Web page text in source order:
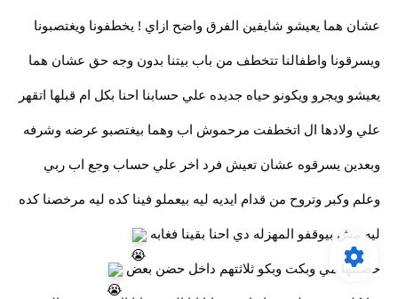
عشان هما يعيشو شايفين الفرق واضح ازاي ! يخطفونا ويغتصبونا
ويسرقونا واطفالنا تتخطف من باب بيتنا بدون وجه حق عشان هما
يعيشو ويجرو ويكونو حياه جديده علي حسابنا احنا بكل ام قبلها اتقهر
علي ولادها ال اتخطفت مرحموش اب وهما بيغتصبو عرضه وشرفه
وبعدين يسرقوه عشان تعيش فرد اخر علي حساب وجع اب ربي
وعلم وكبر وتروح من قدام ايديه ليه بيعملو فينا كده ليه مرخصنا كده
ليه مش بيوقفو المهزله دي احنا بقينا فغابه
حضنتها مي وبكت وبكو ثلاثتهم داخل حضن بعض